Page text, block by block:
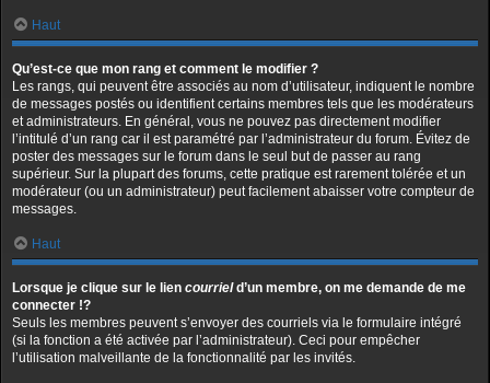
Haut
Qu’est-ce que mon rang et comment le modifier ?
Les rangs, qui peuvent être associés au nom d’utilisateur, indiquent le nombre
de messages postés ou identifient certains membres tels que les modérateurs
et administrateurs. En général, vous ne pouvez pas directement modifier
l’intitulé d’un rang car il est paramétré par l’administrateur du forum. Évitez de
poster des messages sur le forum dans le seul but de passer au rang
supérieur. Sur la plupart des forums, cette pratique est rarement tolérée et un
modérateur (ou un administrateur) peut facilement abaisser votre compteur de
messages.
Haut
Lorsque je clique sur le lien courrield’un membre, on me demande de me
connecter !?
Seuls les membres peuvent s’envoyer des courriels via le formulaire intégré
(si la fonction a été activée par l’administrateur). Ceci pour empêcher
l’utilisation malveillante de la fonctionnalité par les invités.